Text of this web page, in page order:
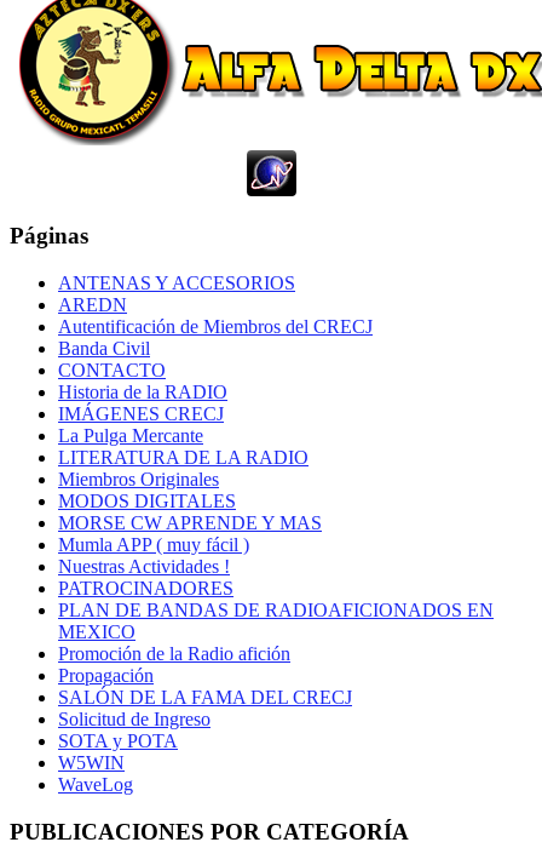
Páginas
ANTENAS Y ACCESORIOS
AREDN
Autentificación de Miembros del CRECJ
Banda Civil
CONTACTO
Historia de la RADIO
IMÁGENES CRECJ
La Pulga Mercante
LITERATURA DE LA RADIO
Miembros Originales
MODOS DIGITALES
MORSE CW APRENDE Y MAS
Mumla APP ( muy fácil )
Nuestras Actividades !
PATROCINADORES
PLAN DE BANDAS DE RADIOAFICIONADOS EN
MEXICO
Promoción de la Radio afición
Propagación
SALÓN DE LA FAMA DEL CRECJ
Solicitud de Ingreso
SOTA y POTA
W5WIN
WaveLog
PUBLICACIONES POR CATEGORÍA